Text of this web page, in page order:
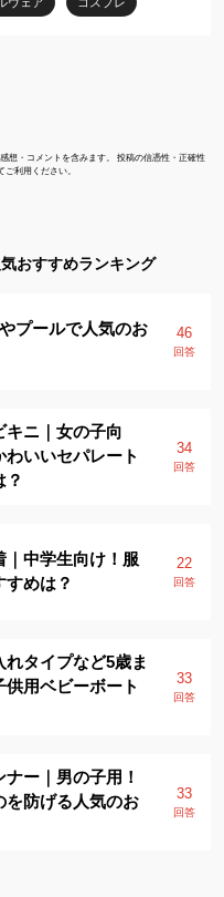
ねこ ペット おしゃれ
想・コメントを含みます。 投稿の信憑性・正確性
利用ください。
おすすめランキング
プールで人気のお
46
回答
キニ｜女の子向
いいセパレート
？
34
回答
｜中学生向け！服
すめは？
22
回答
タイプなど5歳ま
用ベビーボート
33
回答
ー｜男の子用！
を防げる人気のお
33
回答